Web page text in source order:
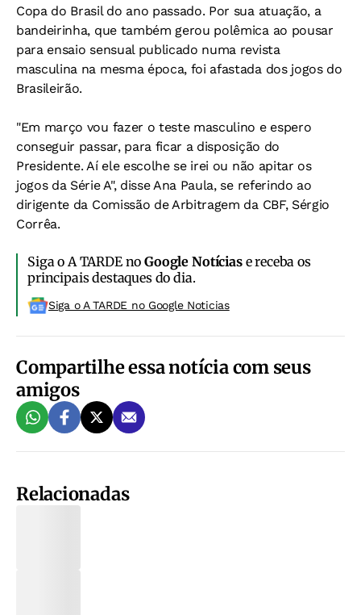
Copa do Brasil do ano passado. Por sua atuação, a
bandeirinha, que também gerou polêmica ao pousar
para ensaio sensual publicado numa revista
masculina na mesma época, foi afastada dos jogos do
Brasileirão.
"Em março vou fazer o teste masculino e espero
conseguir passar, para ficar a disposição do
Presidente. Aí ele escolhe se irei ou não apitar os
jogos da Série A", disse Ana Paula, se referindo ao
dirigente da Comissão de Arbitragem da CBF, Sérgio
Corrêa.
Siga o A TARDE noGoogle Notíciase receba os
principais destaques do dia.
Siga o A TARDE no Google Noticias
Compartilhe essa notícia com seus
amigos
Relacionadas